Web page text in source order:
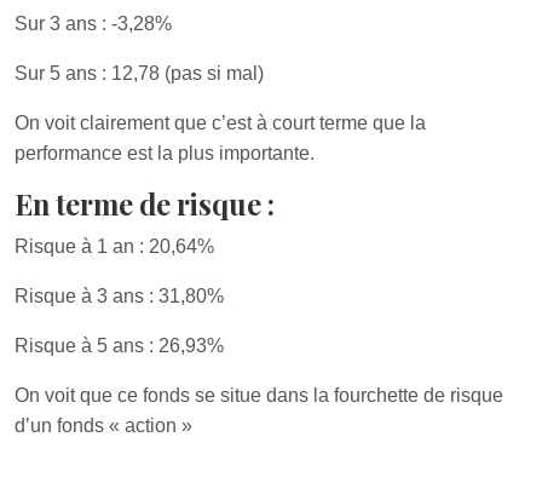
Sur 3 ans : -3,28%
Sur 5 ans : 12,78 (pas si mal)
On voit clairement que c’est à court terme que la
performance est la plus importante.
En terme de risque :
Risque à 1 an : 20,64%
Risque à 3 ans : 31,80%
Risque à 5 ans : 26,93%
On voit que ce fonds se situe dans la fourchette de risque
d’un fonds « action »